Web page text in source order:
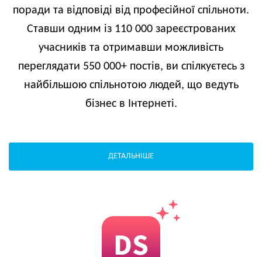
поради та відповіді від професійної спільноти.
Ставши одним із 110 000 зареєстрованих
учасників та отримавши можливість
переглядати 550 000+ постів, ви спілкуєтесь з
найбільшою спільнотою людей, що ведуть
бізнес в Інтернеті.
ДЕТАЛЬНІШЕ